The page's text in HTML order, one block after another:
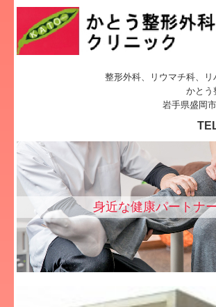
診療案内
地図、交通案内
個人情報保護方針
整形外科、リウマチ科、
かとう
岩手県盛岡
身近な健康パートナ